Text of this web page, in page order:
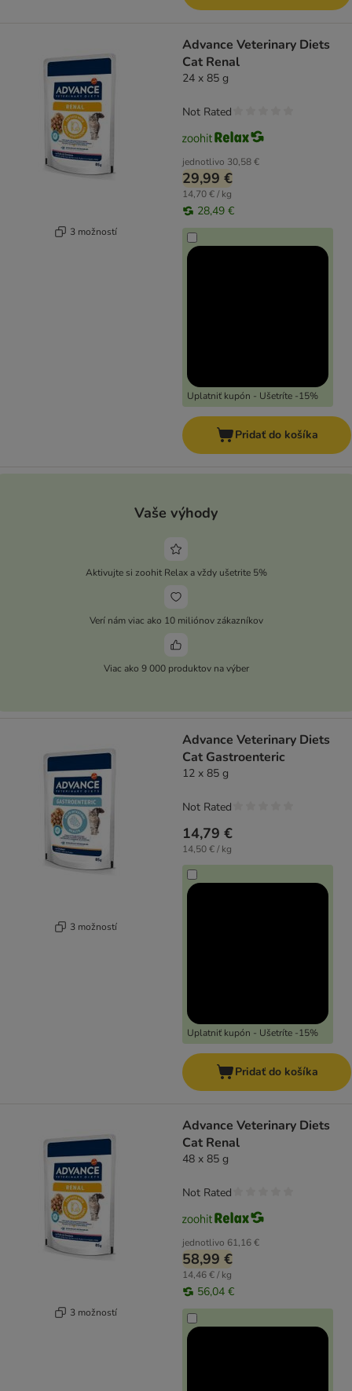
3 možností
Advance Veterinary Diets
Cat Renal
24 x 85 g
jednotlivo 30,58 €
29,99 €
14,70 € / kg
28,49 €
Uplatniť kupón - Ušetríte -15%
Not Rated
Pridať do košíka
Vaše výhody
Aktivujte si zoohit Relax a vždy ušetrite 5%
Verí nám viac ako 10 miliónov zákazníkov
Viac ako 9 000 produktov na výber
3 možností
Advance Veterinary Diets
Cat Gastroenteric
12 x 85 g
14,79 €
14,50 € / kg
Uplatniť kupón - Ušetríte -15%
Not Rated
Pridať do košíka
3 možností
Advance Veterinary Diets
Cat Renal
48 x 85 g
jednotlivo 61,16 €
58,99 €
14,46 € / kg
56,04 €
Not Rated